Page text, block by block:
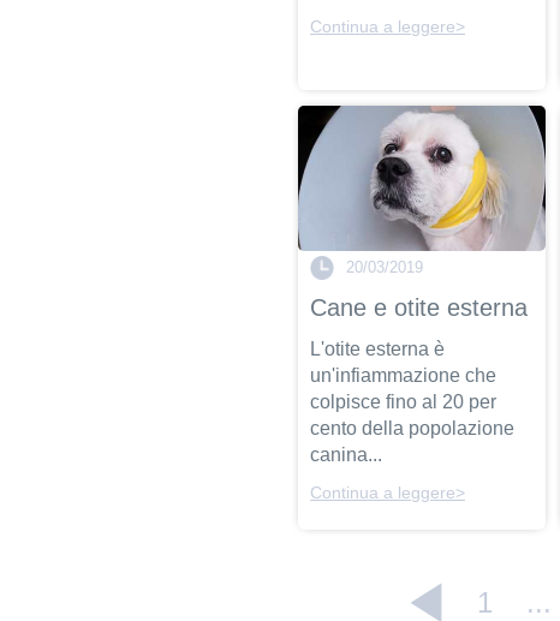
Continua a leggere>
20/03/2019
Cane e otite esterna
L'otite esterna è
un'infiammazione che
colpisce fino al 20 per
cento della popolazione
canina...
Continua a leggere>
1 ...